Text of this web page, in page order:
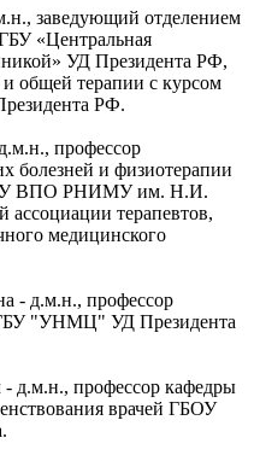
заведующий отделением
«Центральная
УД Президента РФ,
общей терапии с курсом
РФ.
профессор
болезней и физиотерапии
ВПО РНИМУ им. Н.И.
ассоциации терапевтов,
медицинского
- д.м.н., профессор
"УНМЦ" УД Президента
д.м.н., профессор кафедры
врачей ГБОУ